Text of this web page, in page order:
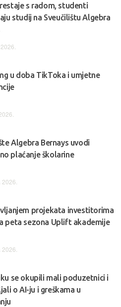
s radom, studenti
studij na Sveučilištu Algebra
u doba TikToka i umjetne
Algebra Bernays uvodi
plaćanje školarine
projekata investitorima
peta sezona Uplift akademije
se okupili mali poduzetnici i
o AI-ju i greškama u